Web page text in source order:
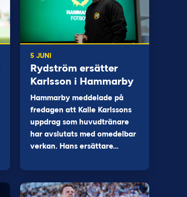
5 JUNI
Rydström ersätter
Karlsson i Hammarby
Hammarby meddelade på
fredagen att Kalle Karlssons
uppdrag som huvudtränare
har avslutats med omedelbar
verkan. Hans ersättare…